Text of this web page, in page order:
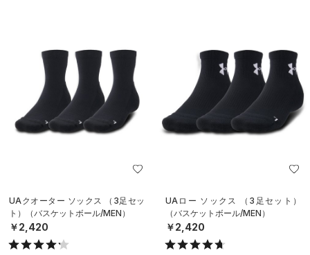
UAクオーター ソックス （3足セッ
ト）（バスケットボール/MEN）
￥2,420
UAロー ソックス （3足セット）
（バスケットボール/MEN）
￥2,420